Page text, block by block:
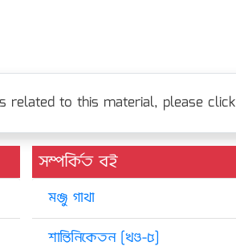
related to this material, please click
সম্পর্কিত বই
মঞ্জু গাথা
শান্তিনিকেতন [খণ্ড-৫]